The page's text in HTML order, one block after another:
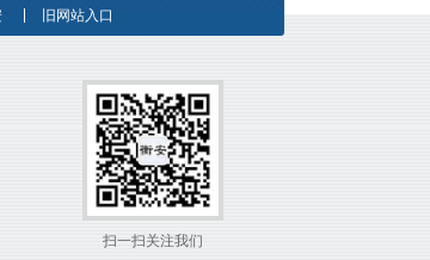
旧网站入口
扫一扫关注我们